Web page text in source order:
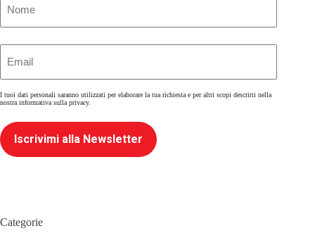
I tuoi dati personali saranno utilizzati per elaborare la tua richiesta e per altri scopi descritti nella
nostra informativa sulla privacy.
Iscrivimi alla Newsletter
Categorie